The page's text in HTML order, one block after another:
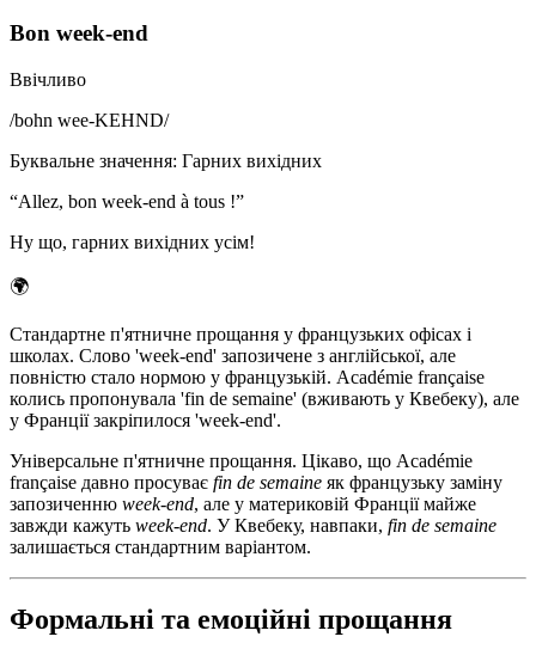
Bon week-end
Ввічливо
/bohn wee-KEHND/
Буквальне значення: Гарних вихідних
“Allez, bon week-end à tous !”
Ну що, гарних вихідних усім!
🌍
Стандартне п'ятничне прощання у французьких офісах і
школах. Слово 'week-end' запозичене з англійської, але
повністю стало нормою у французькій. Académie française
колись пропонувала 'fin de semaine' (вживають у Квебеку), але
у Франції закріпилося 'week-end'.
Універсальне п'ятничне прощання. Цікаво, що Académie
française давно просуває fin de semaine як французьку заміну
запозиченню week-end, але у материковій Франції майже
завжди кажуть week-end. У Квебеку, навпаки, fin de semaine
залишається стандартним варіантом.
Формальні та емоційні прощання